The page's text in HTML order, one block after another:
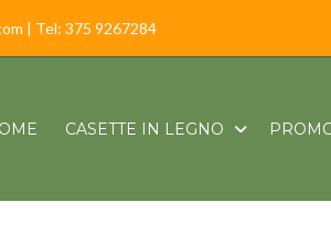
| Tel: 375 9267284
CASETTE IN LEGNO